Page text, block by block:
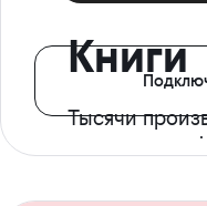
Книги
Тысячи
с доступом